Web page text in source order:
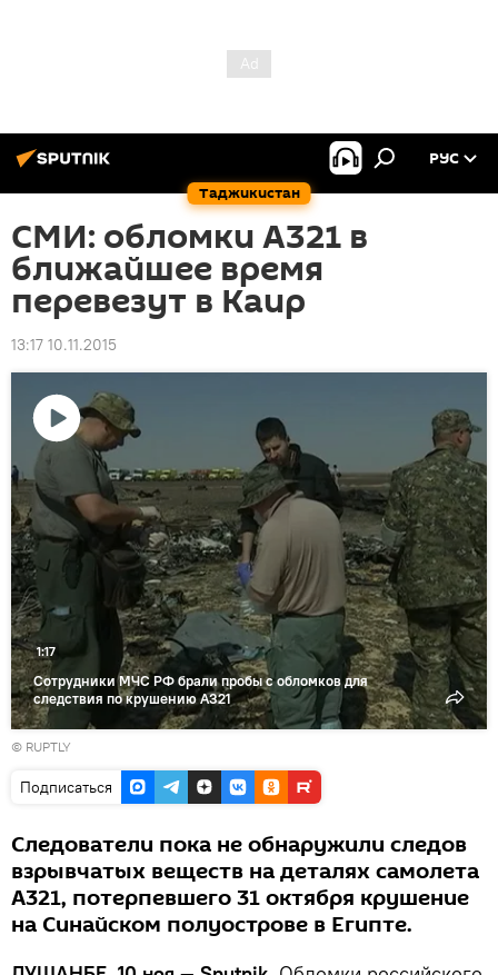
Таджикистан
РУС
СМИ: обломки А321 в
ближайшее время
перевезут в Каир
13:17 10.11.2015
Воспроизвести
Сотрудники МЧС РФ брали пробы с обломков для
следствия по крушению А321
1:17
© RUPTLY
Подписаться
Следователи пока не обнаружили следов
взрывчатых веществ на деталях самолета
А321, потерпевшего 31 октября крушение
на Синайском полуострове в Египте.